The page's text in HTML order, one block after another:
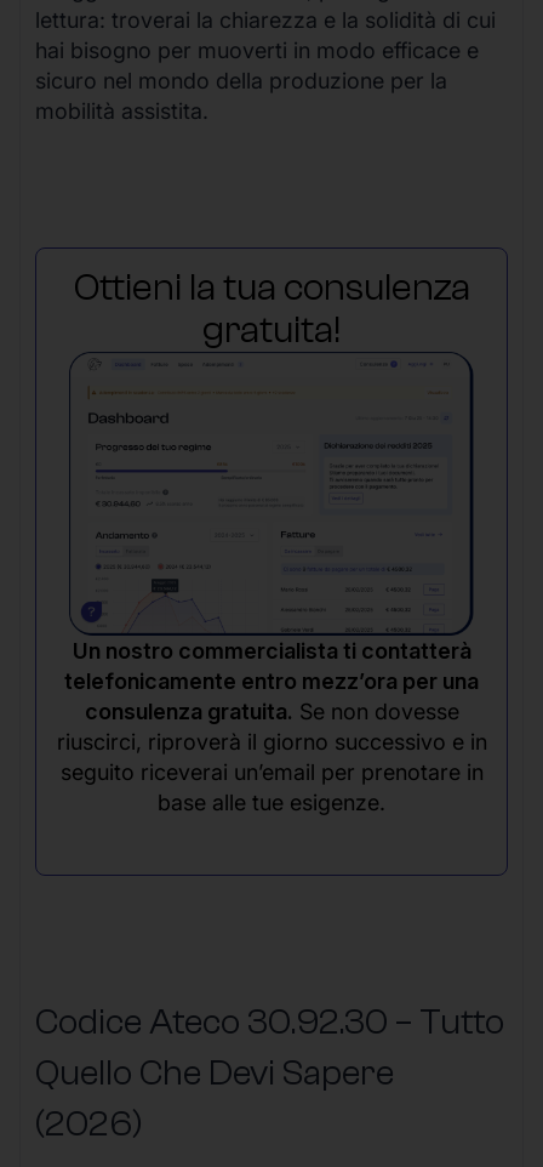
lettura: troverai la chiarezza e la solidità di cui
hai bisogno per muoverti in modo efficace e
sicuro nel mondo della produzione per la
mobilità assistita.
Ottieni la tua consulenza
gratuita!
Un nostro commercialista ti contatterà
telefonicamente entro mezz’ora per una
consulenza gratuita. Se non dovesse
riuscirci, riproverà il giorno successivo e in
seguito riceverai un’email per prenotare in
base alle tue esigenze.
Codice Ateco 30.92.30 – Tutto
Quello Che Devi Sapere
(2026)